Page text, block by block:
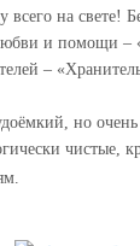
всего на свете!
и помощи –
–
но
чистые,